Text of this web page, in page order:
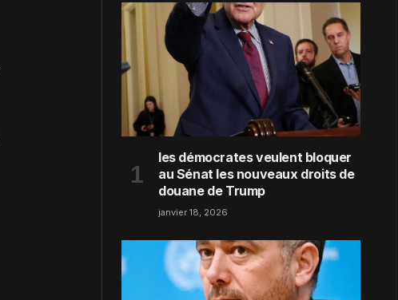
les démocrates veulent bloquer
au Sénat les nouveaux droits de
douane de Trump
janvier 18, 2026